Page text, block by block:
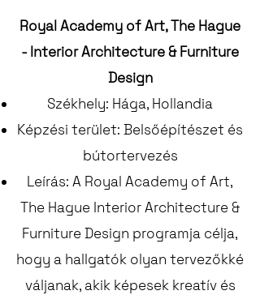
Royal Academy of Art, The Hague
- Interior Architecture & Furniture
Design
Székhely: Hága, Hollandia
Képzési terület: Belsőépítészet és
bútortervezés
Leírás: A Royal Academy of Art,
The Hague Interior Architecture &
Furniture Design programja célja,
hogy a hallgatók olyan tervezőkké
váljanak, akik képesek kreatív és